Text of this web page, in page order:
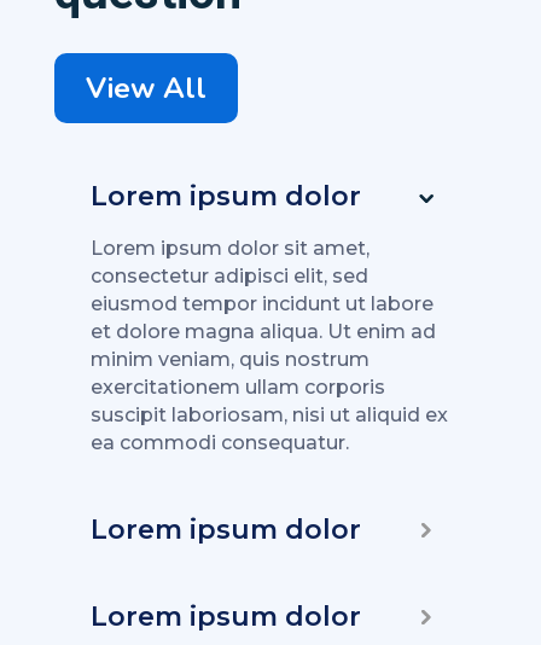
View All
Lorem ipsum dolor
Lorem ipsum dolor sit amet,
consectetur adipisci elit, sed
eiusmod tempor incidunt ut labore
et dolore magna aliqua. Ut enim ad
minim veniam, quis nostrum
exercitationem ullam corporis
suscipit laboriosam, nisi ut aliquid ex
ea commodi consequatur.
Lorem ipsum dolor
Lorem ipsum dolor